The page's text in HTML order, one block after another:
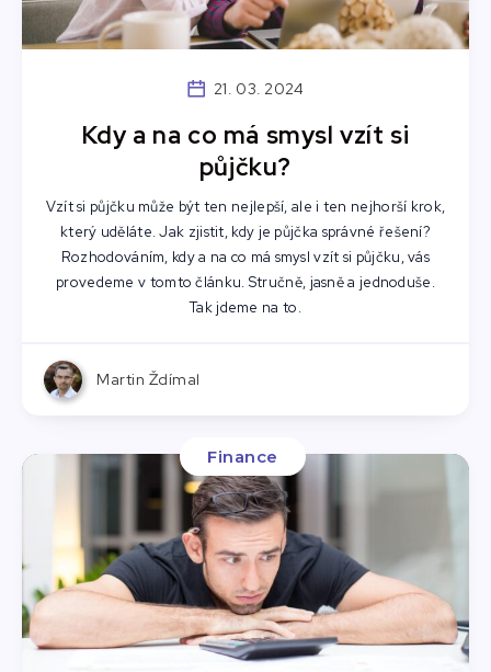
21. 03. 2024
Kdy a na co má smysl vzít si
půjčku?
Vzít si půjčku může být ten nejlepší, ale i ten nejhorší krok,
který uděláte. Jak zjistit, kdy je půjčka správné řešení?
Rozhodováním, kdy a na co má smysl vzít si půjčku, vás
provedeme v tomto článku. Stručně, jasně a jednoduše.
Tak jdeme na to.
Martin Ždímal
Finance